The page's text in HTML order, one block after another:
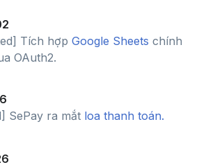
Tích hợp Google Sheets chính
OAuth2.
SePay ra mắt loa thanh toán.